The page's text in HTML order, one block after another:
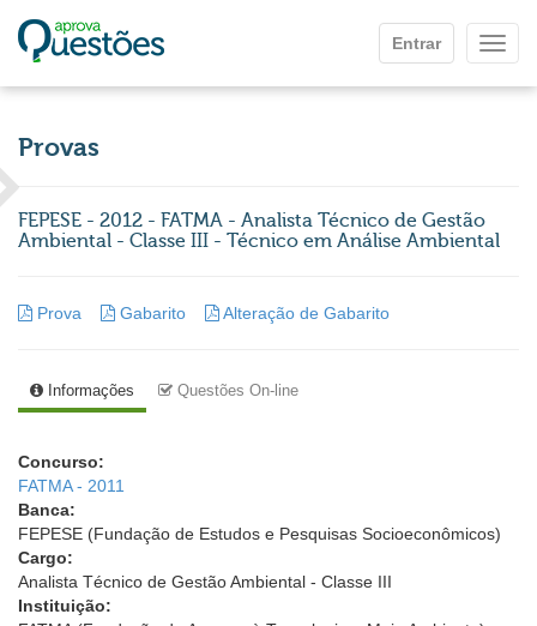
Entrar
Provas
FEPESE - 2012 - FATMA - Analista Técnico de Gestão
Ambiental - Classe III - Técnico em Análise Ambiental
Prova Gabarito Alteração de Gabarito
Informações Questões On-line
Concurso:
FATMA - 2011
Banca:
FEPESE (Fundação de Estudos e Pesquisas Socioeconômicos)
Cargo:
Analista Técnico de Gestão Ambiental - Classe III
Instituição: